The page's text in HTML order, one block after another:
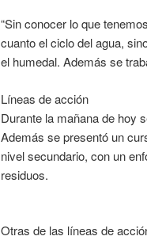
“Sin conocer lo que
cuanto el ciclo del agua,
el humedal. Además se
Líneas de acción
Durante la mañana de hoy
Además se presentó un
nivel secundario, con un
residuos.
Otras de las líneas de